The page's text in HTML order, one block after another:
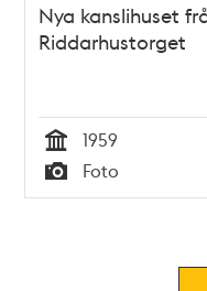
Nya kanslihuset
Riddarhustorget
Tid
1959
Typ
Foto